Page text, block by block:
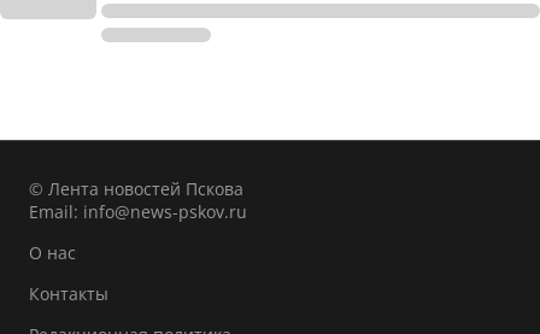
© Лента новостей Пскова
Email: info@news-pskov.ru
О нас
Контакты